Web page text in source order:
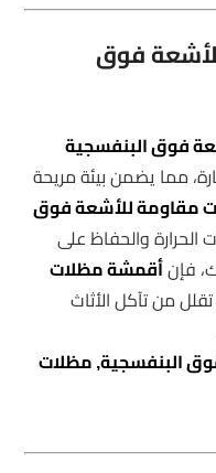
فوق
فوق البنفسجية
مما يضمن بيئة مريحة
مقاومة للأشعة فوق
والحفاظ على
فإنأقمشة مظلات
تقلل من تآكل الأثاث
البنفسجية, مظلات